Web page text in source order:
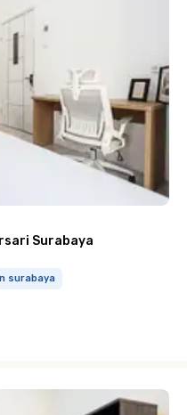
Surabaya
surabaya